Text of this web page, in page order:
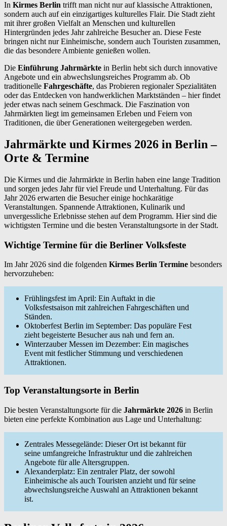
In Kirmes Berlin trifft man nicht nur auf klassische Attraktionen,
sondern auch auf ein einzigartiges kulturelles Flair. Die Stadt zieht
mit ihrer großen Vielfalt an Menschen und kulturellen
Hintergründen jedes Jahr zahlreiche Besucher an. Diese Feste
bringen nicht nur Einheimische, sondern auch Touristen zusammen,
die das besondere Ambiente genießen wollen.
Die Einführung Jahrmärkte in Berlin hebt sich durch innovative
Angebote und ein abwechslungsreiches Programm ab. Ob
traditionelle Fahrgeschäfte, das Probieren regionaler Spezialitäten
oder das Entdecken von handwerklichen Marktständen – hier findet
jeder etwas nach seinem Geschmack. Die Faszination von
Jahrmärkten liegt im gemeinsamen Erleben und Feiern von
Traditionen, die über Generationen weitergegeben werden.
Jahrmärkte und Kirmes 2026 in Berlin –
Orte & Termine
Die Kirmes und die Jahrmärkte in Berlin haben eine lange Tradition
und sorgen jedes Jahr für viel Freude und Unterhaltung. Für das
Jahr 2026 erwarten die Besucher einige hochkarätige
Veranstaltungen. Spannende Attraktionen, Kulinarik und
unvergessliche Erlebnisse stehen auf dem Programm. Hier sind die
wichtigsten Termine und die besten Veranstaltungsorte in der Stadt.
Wichtige Termine für die Berliner Volksfeste
Im Jahr 2026 sind die folgenden Kirmes Berlin Termine besonders
hervorzuheben:
Frühlingsfest im April: Ein Auftakt in die
Volksfestsaison mit zahlreichen Fahrgeschäften und
Ständen.
Oktoberfest Berlin im September: Das populäre Fest
zieht begeisterte Besucher aus nah und fern an.
Winterzauber Messen im Dezember: Ein magisches
Event mit festlicher Stimmung und verschiedenen
Attraktionen.
Top Veranstaltungsorte in Berlin
Die besten Veranstaltungsorte für die Jahrmärkte 2026 in Berlin
bieten eine perfekte Kombination aus Lage und Unterhaltung:
Zentrales Messegelände: Dieser Ort ist bekannt für
seine umfangreiche Infrastruktur und die zahlreichen
Angebote für alle Altersgruppen.
Alexanderplatz: Ein zentraler Platz, der sowohl
Einheimische als auch Touristen anzieht und für seine
abwechslungsreiche Auswahl an Attraktionen bekannt
ist.